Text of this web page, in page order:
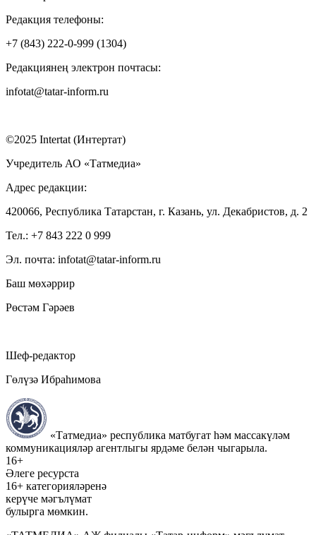
Редакция телефоны:
+7 (843) 222-0-999 (1304)
Редакциянең электрон почтасы:
infotat@tatar-inform.ru
©2025 Intertat (Интертат)
Учредитель АО «Татмедиа»
Адрес редакции:
420066, Республика Татарстан, г. Казань, ул. Декабристов, д. 2
Тел.: +7 843 222 0 999
Эл. почта: infotat@tatar-inform.ru
Баш мөхәррир
Рөстәм Гәрәев
Шеф-редактор
Гөлүзә Ибраһимова
«Татмедиа» республика матбугат һәм массакүләм
коммуникацияләр агентлыгы ярдәме белән чыгарыла.
16+
Әлеге ресурста
16+ категорияләренә
керүче мәгълүмат
булырга мөмкин.